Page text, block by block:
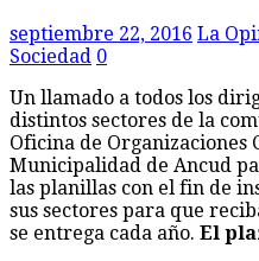
septiembre 22, 2016 La
Sociedad 0
Un llamado a todos los
distintos sectores de la
Oficina de
Municipalidad de Ancud
las planillas con el fin de
sus sectores para que
se entrega cada año. El